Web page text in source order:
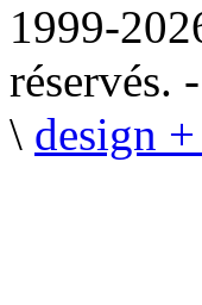
1999-
réservés. -
\ design